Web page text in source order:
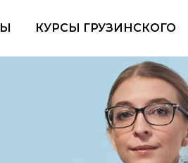
КУРСЫ ГРУЗИНСКОГО